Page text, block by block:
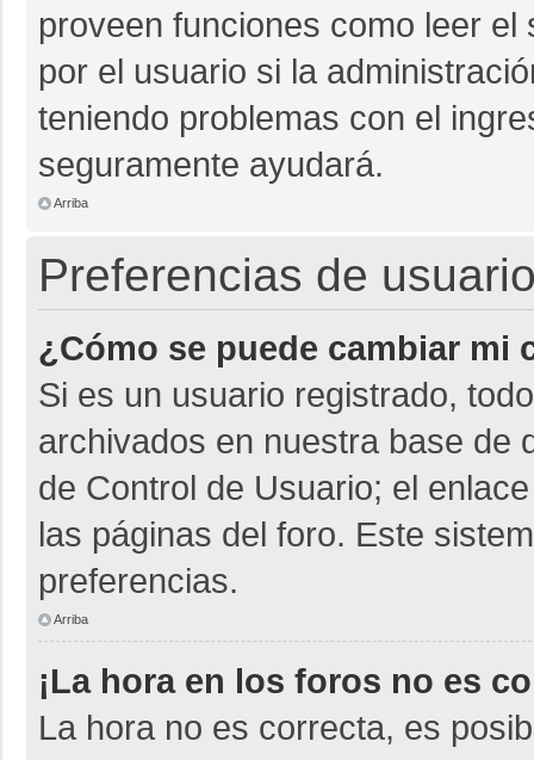
proveen funciones como leer
por el usuario si la
teniendo problemas con el
seguramente ayudará.
Arriba
Preferencias de
¿Cómo se puede cambiar mi
Si es un usuario registrado,
archivados en nuestra base de
de Control de Usuario; el
las páginas del foro. Este
preferencias.
Arriba
¡La hora en los foros no es
La hora no es correcta, es